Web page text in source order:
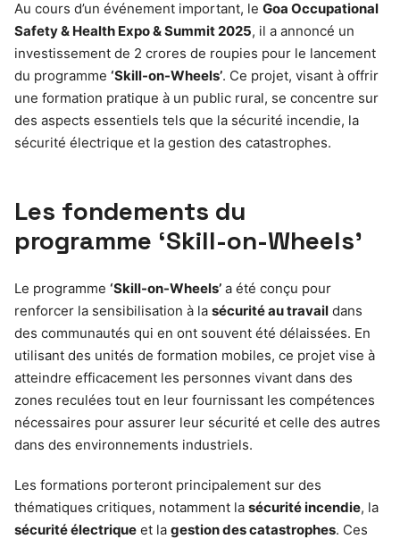
Au cours d’un événement important, le Goa Occupational
Safety & Health Expo & Summit 2025, il a annoncé un
investissement de 2 crores de roupies pour le lancement
du programme ‘Skill-on-Wheels’. Ce projet, visant à offrir
une formation pratique à un public rural, se concentre sur
des aspects essentiels tels que la sécurité incendie, la
sécurité électrique et la gestion des catastrophes.
Les fondements du
programme ‘Skill-on-Wheels’
Le programme ‘Skill-on-Wheels’ a été conçu pour
renforcer la sensibilisation à la sécurité au travail dans
des communautés qui en ont souvent été délaissées. En
utilisant des unités de formation mobiles, ce projet vise à
atteindre efficacement les personnes vivant dans des
zones reculées tout en leur fournissant les compétences
nécessaires pour assurer leur sécurité et celle des autres
dans des environnements industriels.
Les formations porteront principalement sur des
thématiques critiques, notamment la sécurité incendie, la
sécurité électrique et la gestion des catastrophes. Ces